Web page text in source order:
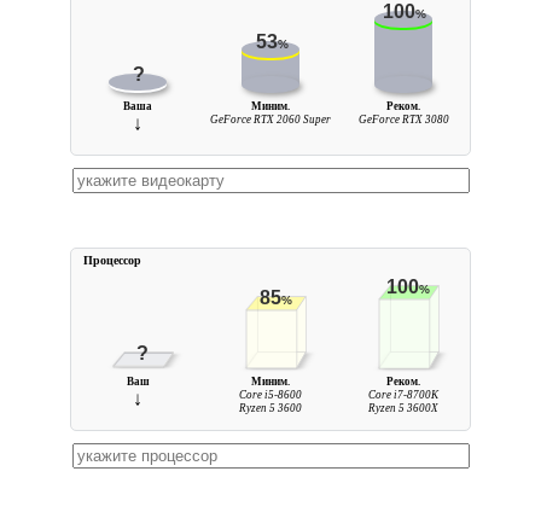
?
53%
100%
Ваша
↓
Миним.
GeForce RTX 2060 Super
Реком.
GeForce RTX 3080
?
85%
100%
Ваш
↓
Миним.
Core i5-8600
Ryzen 5 3600
Реком.
Core i7-8700K
Ryzen 5 3600X
Процессор